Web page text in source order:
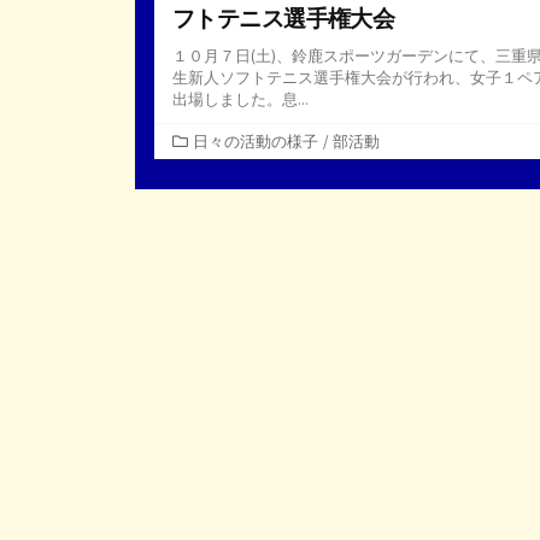
フトテニス選手権大会
１０月７日(土)、鈴鹿スポーツガーデンにて、三重
生新人ソフトテニス選手権大会が行われ、女子１ペ
出場しました。息...
カ
テ
ゴ
日々の活動の様子 / 部活動